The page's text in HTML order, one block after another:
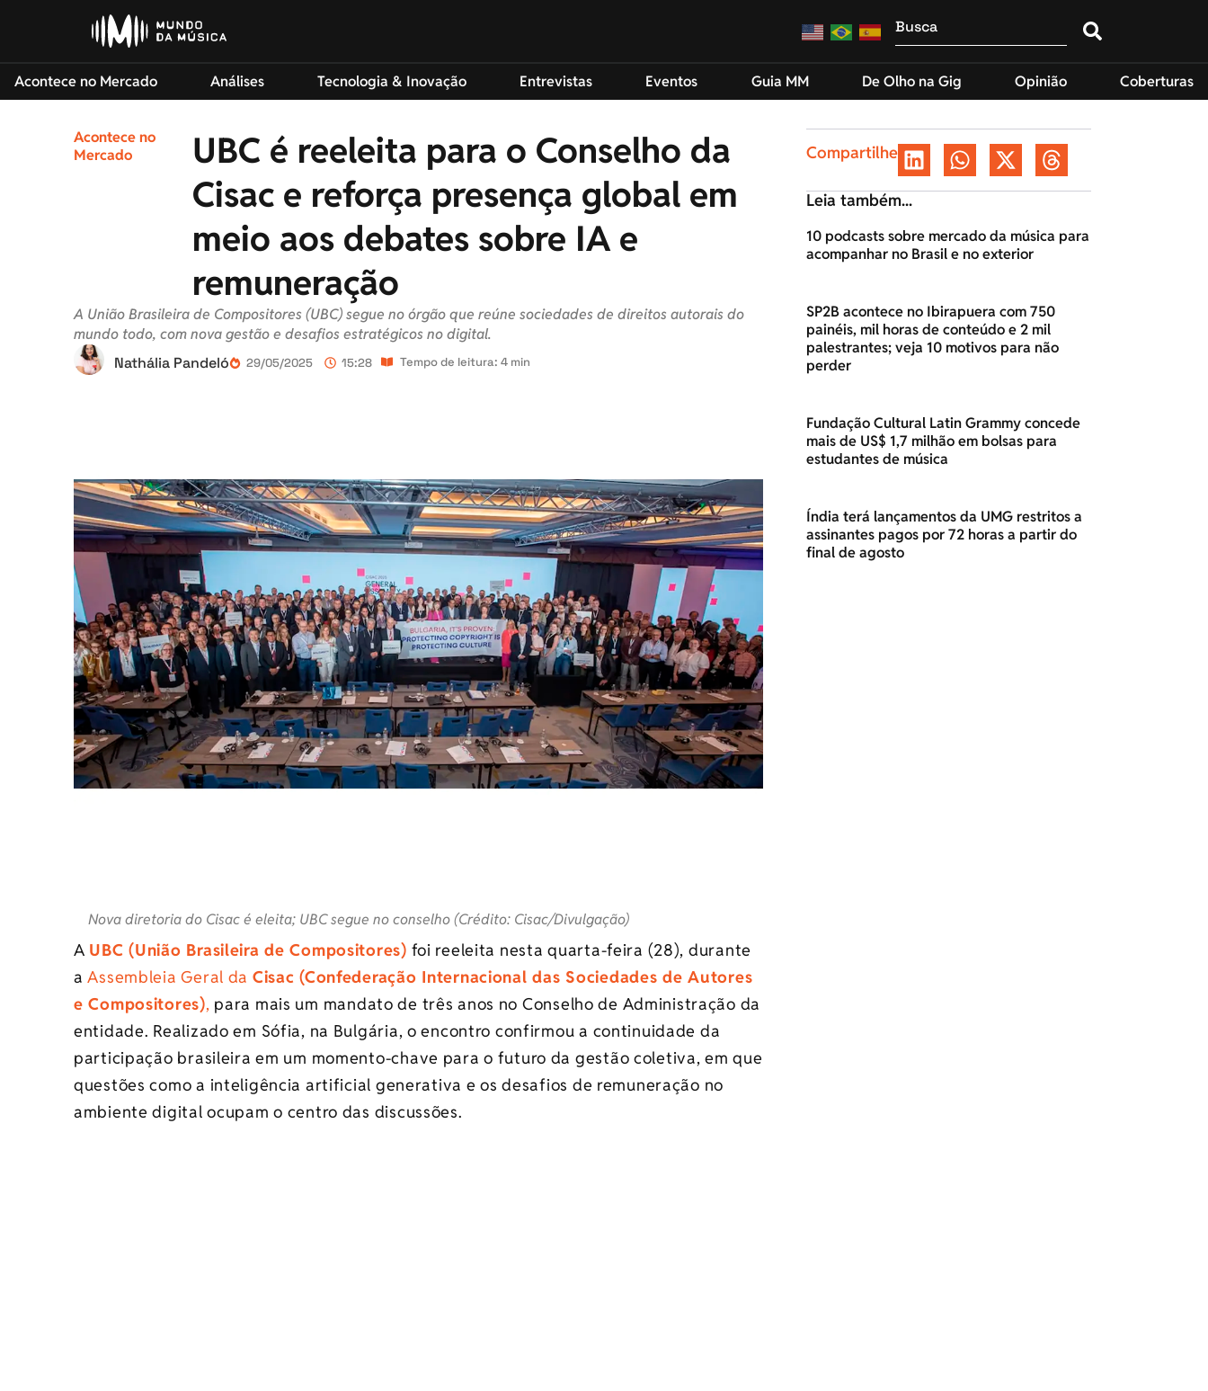
Acontece no Mercado Análises Tecnologia & Inovação Entrevistas Eventos Guia MM De Olho na Gig Opinião Coberturas
Acontece no
Mercado
UBC é reeleita para o Conselho da
Cisac e reforça presença global em
meio aos debates sobre IA e
remuneração
A União Brasileira de Compositores (UBC) segue no órgão que reúne sociedades de direitos autorais do
mundo todo, com nova gestão e desafios estratégicos no digital.
Nathália Pandeló
29/05/2025 15:28 Tempo de leitura: 4 min
Nova diretoria do Cisac é eleita; UBC segue no conselho (Crédito: Cisac/Divulgação)
A UBC (União Brasileira de Compositores) foi reeleita nesta quarta-feira (28), durante
aAssembleia Geral da Cisac (Confederação Internacional das Sociedades de Autores
e Compositores), para mais um mandato de três anos no Conselho de Administração da
entidade. Realizado em Sófia, na Bulgária, o encontro confirmou a continuidade da
participação brasileira em um momento-chave para o futuro da gestão coletiva, em que
questões como a inteligência artificial generativa e os desafios de remuneração no
ambiente digital ocupam o centro das discussões.
Compartilhe
Leia também...
10 podcasts sobre mercado da música para
acompanhar no Brasil e no exterior
SP2B acontece no Ibirapuera com 750
painéis, mil horas de conteúdo e 2 mil
palestrantes; veja 10 motivos para não
perder
Fundação Cultural Latin Grammy concede
mais de US$ 1,7 milhão em bolsas para
estudantes de música
Índia terá lançamentos da UMG restritos a
assinantes pagos por 72 horas a partir do
final de agosto